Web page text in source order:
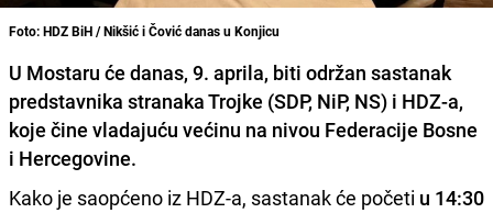
Foto: HDZ BiH / Nikšić i Čović danas u Konjicu
U Mostaru će danas, 9. aprila, biti održan sastanak
predstavnika stranaka Trojke (SDP, NiP, NS) i HDZ-a,
koje čine vladajuću većinu na nivou Federacije Bosne
i Hercegovine.
Kako je saopćeno iz HDZ-a, sastanak će početi u 14:30